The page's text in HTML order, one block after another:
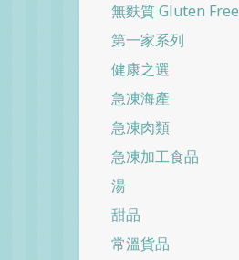
無麩質 Gluten Free
第一家系列
健康之選
急凍海產
急凍肉類
急凍加工食品
湯
甜品
常溫貨品